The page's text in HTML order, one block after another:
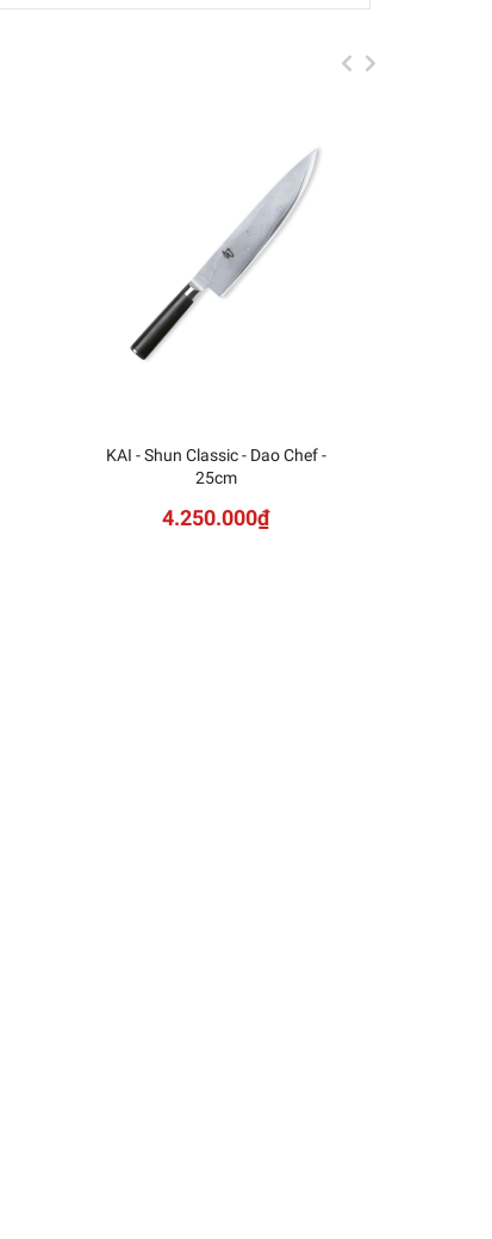
KAI - Shun Classic - Dao Chef -
25cm
4.250.000₫